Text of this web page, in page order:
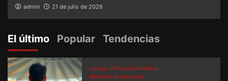
admin 21 de julio de 2026
El último Popular Tendencias
LaLiga (Primera División)
Noticias destacadas